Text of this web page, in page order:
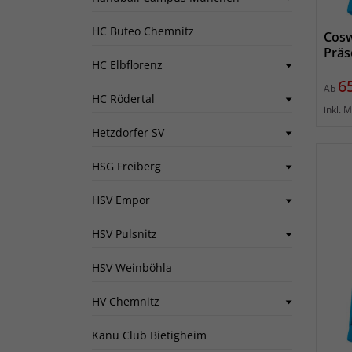
HC Buteo Chemnitz
HC Elbflorenz
HC Rödertal
Hetzdorfer SV
HSG Freiberg
HSV Empor
HSV Pulsnitz
HSV Weinböhla
HV Chemnitz
Kanu Club Bietigheim
Ab
inkl.